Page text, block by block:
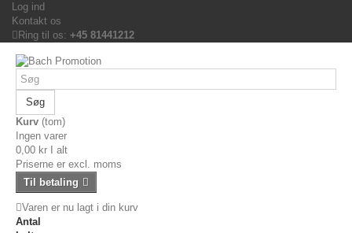
Log ind
Kontakt os
Ring til os: +45 81441212
Søg
Kurv (tom)
Ingen varer
0,00 kr
I alt
Priserne er excl. moms
Til betaling
Varen er nu lagt i din kurv
Antal